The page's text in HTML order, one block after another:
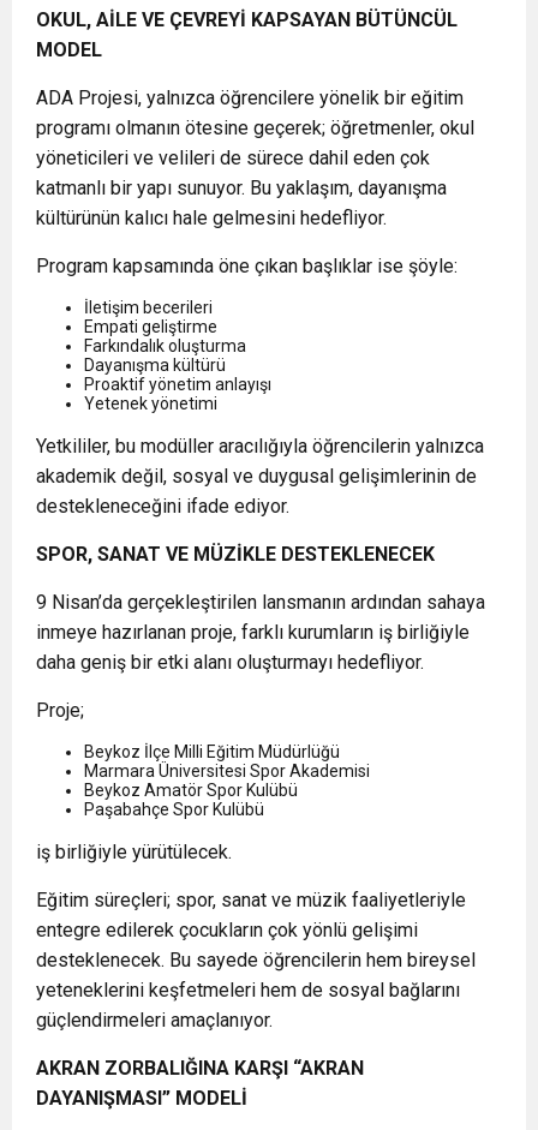
OKUL, AİLE VE ÇEVREYİ KAPSAYAN BÜTÜNCÜL
MODEL
ADA Projesi, yalnızca öğrencilere yönelik bir eğitim
programı olmanın ötesine geçerek; öğretmenler, okul
yöneticileri ve velileri de sürece dahil eden çok
katmanlı bir yapı sunuyor. Bu yaklaşım, dayanışma
kültürünün kalıcı hale gelmesini hedefliyor.
Program kapsamında öne çıkan başlıklar ise şöyle:
İletişim becerileri
Empati geliştirme
Farkındalık oluşturma
Dayanışma kültürü
Proaktif yönetim anlayışı
Yetenek yönetimi
Yetkililer, bu modüller aracılığıyla öğrencilerin yalnızca
akademik değil, sosyal ve duygusal gelişimlerinin de
destekleneceğini ifade ediyor.
SPOR, SANAT VE MÜZİKLE DESTEKLENECEK
9 Nisan’da gerçekleştirilen lansmanın ardından sahaya
inmeye hazırlanan proje, farklı kurumların iş birliğiyle
daha geniş bir etki alanı oluşturmayı hedefliyor.
Proje;
Beykoz İlçe Milli Eğitim Müdürlüğü
Marmara Üniversitesi Spor Akademisi
Beykoz Amatör Spor Kulübü
Paşabahçe Spor Kulübü
iş birliğiyle yürütülecek.
Eğitim süreçleri; spor, sanat ve müzik faaliyetleriyle
entegre edilerek çocukların çok yönlü gelişimi
desteklenecek. Bu sayede öğrencilerin hem bireysel
yeteneklerini keşfetmeleri hem de sosyal bağlarını
güçlendirmeleri amaçlanıyor.
AKRAN ZORBALIĞINA KARŞI “AKRAN
DAYANIŞMASI” MODELİ